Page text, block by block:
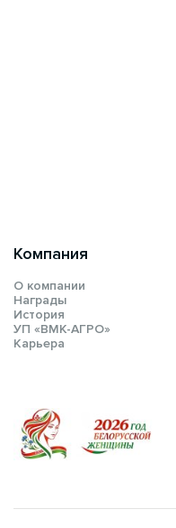
Компания
О компании
Награды
История
УП «ВМК-АГРО»
Карьера